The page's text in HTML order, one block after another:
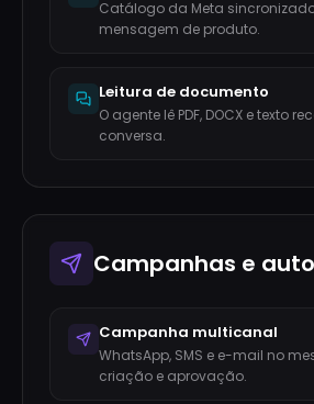
Catálogo da Meta
mensagem de produto.
Leitura de documento
O agente lê PDF, DOCX e texto
conversa.
Campanhas e
Campanha multicanal
WhatsApp, SMS e e-mail no
criação e aprovação.